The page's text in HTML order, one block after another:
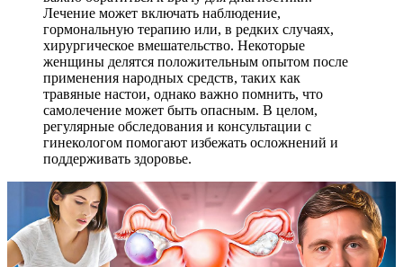
Лечение может включать наблюдение,
гормональную терапию или, в редких случаях,
хирургическое вмешательство. Некоторые
женщины делятся положительным опытом после
применения народных средств, таких как
травяные настои, однако важно помнить, что
самолечение может быть опасным. В целом,
регулярные обследования и консультации с
гинекологом помогают избежать осложнений и
поддерживать здоровье.